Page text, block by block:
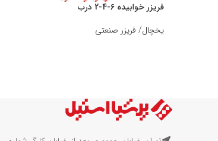
فریزر خوابیده 6-4-2 درب
یخچال/ فریزر صنعتی